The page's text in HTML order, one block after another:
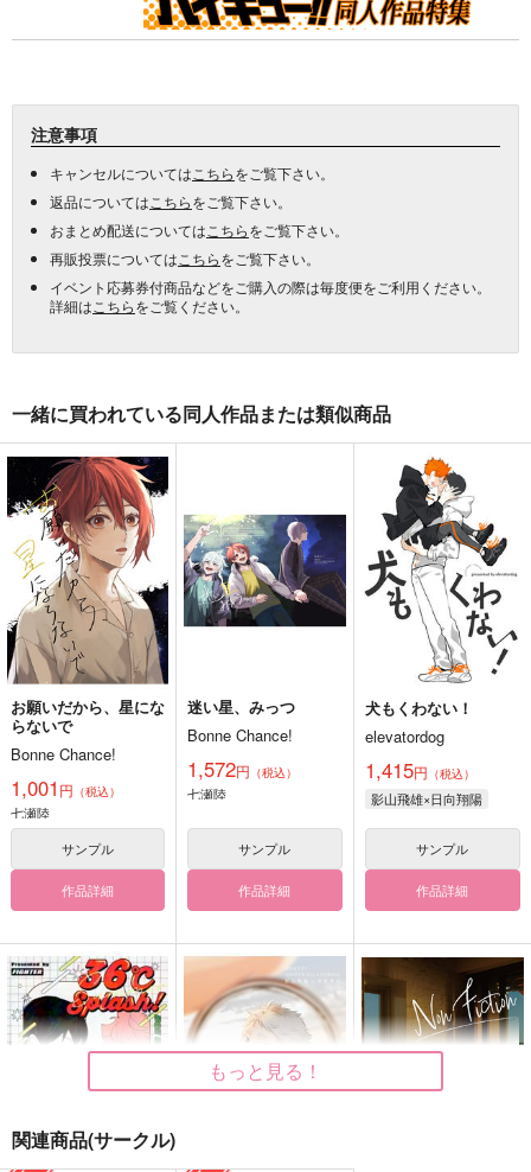
注意事項
キャンセルについては こちらをご覧下さい。
返品については こちらをご覧下さい。
おまとめ配送については こちらをご覧下さい。
再販投票については こちらをご覧下さい。
イベント応募券付商品などをご購入の際は毎度便をご利用ください。
詳細は こちらをご覧ください。
一緒に買われている同人作品または類似商品
お願いだから、星にな
らないで
Bonne Chance!
1,001 円 （税込）
七瀬陸
サンプル
作品詳細
迷い星、みっつ
Bonne Chance!
1,572円 （税込）
七瀬陸
サンプル
作品詳細
犬もくわない！
elevatordog
1,415円 （税込）
影山飛雄×日向翔陽
サンプル
作品詳細
もっと見る！
関連商品(サークル)